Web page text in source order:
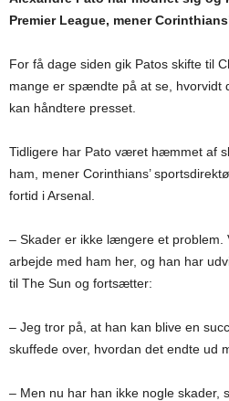
Premier League, mener
For få dage siden gik Patos skifte til
mange er spændte på at se, hvorvidt
kan håndtere presset.
Tidligere har Pato været hæmmet af
ham, mener Corinthians’
fortid i Arsenal.
– Skader er ikke længere et problem.
arbejde med ham her, og han har
til The Sun og fortsætter:
– Jeg tror på, at han kan blive en
skuffede over, hvordan det endte ud
– Men nu har han ikke nogle skader,